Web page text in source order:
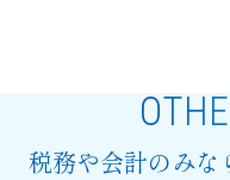
税務や会計のみな